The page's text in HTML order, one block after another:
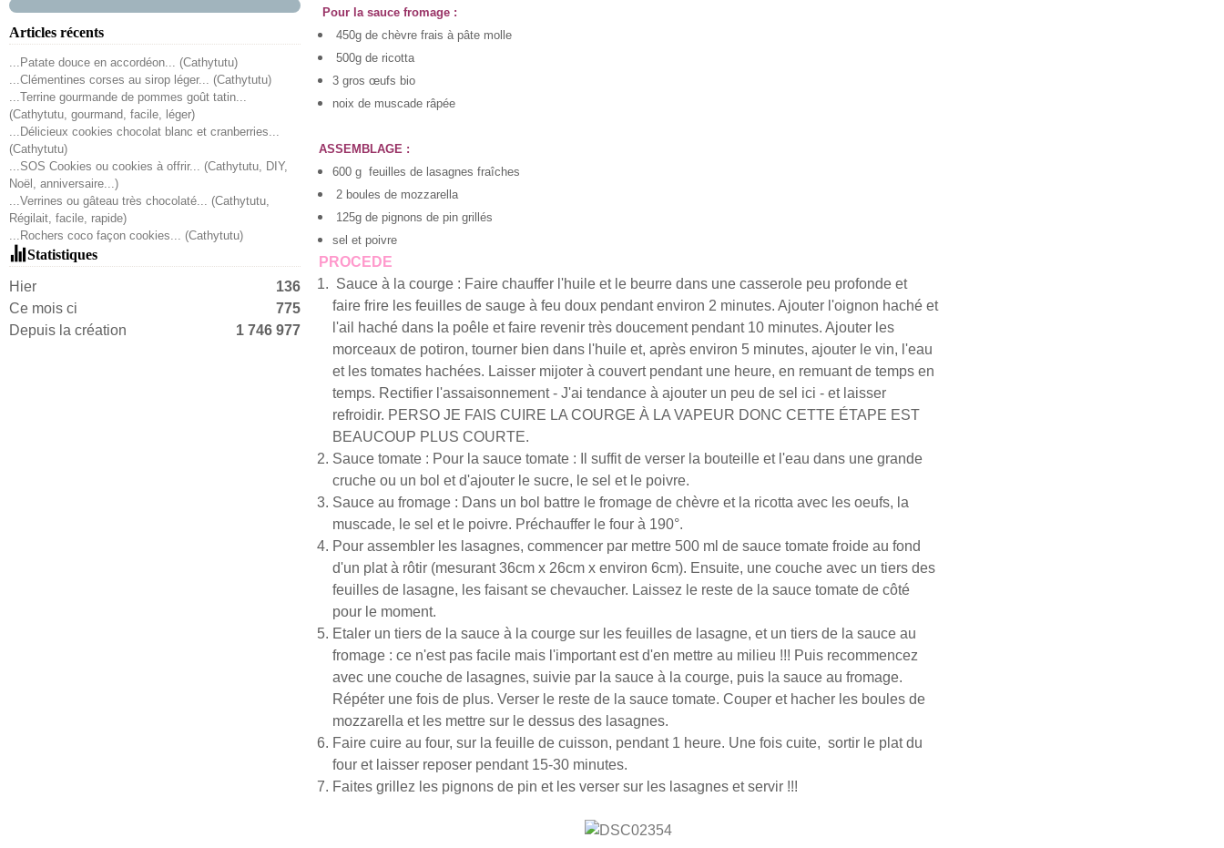
Articles récents
...Patate douce en accordéon... (Cathytutu)
...Clémentines corses au sirop léger... (Cathytutu)
...Terrine gourmande de pommes goût tatin...
(Cathytutu, gourmand, facile, léger)
...Délicieux cookies chocolat blanc et cranberries...
(Cathytutu)
...SOS Cookies ou cookies à offrir... (Cathytutu, DIY,
Noël, anniversaire...)
...Verrines ou gâteau très chocolaté... (Cathytutu,
Régilait, facile, rapide)
...Rochers coco façon cookies... (Cathytutu)
Statistiques
Hier
136
Ce mois ci
775
Depuis la création
1 746 977
Pour la sauce fromage :
450g de chèvre frais à pâte molle
500g de ricotta
3 gros œufs bio
noix de muscade râpée
ASSEMBLAGE :
600 g feuilles de lasagnes fraîches
2 boules de mozzarella
125g de pignons de pin grillés
sel et poivre
PROCEDE
Sauce à la courge : Faire chauffer l'huile et le beurre dans une casserole peu profonde et
faire frire les feuilles de sauge à feu doux pendant environ 2 minutes. Ajouter l'oignon haché et
l'ail haché dans la poêle et faire revenir très doucement pendant 10 minutes. Ajouter les
morceaux de potiron, tourner bien dans l'huile et, après environ 5 minutes, ajouter le vin, l'eau
et les tomates hachées. Laisser mijoter à couvert pendant une heure, en remuant de temps en
temps. Rectifier l'assaisonnement - J'ai tendance à ajouter un peu de sel ici - et laisser
refroidir. PERSO JE FAIS CUIRE LA COURGE À LA VAPEUR DONC CETTE ÉTAPE EST
BEAUCOUP PLUS COURTE.
Sauce tomate : Pour la sauce tomate : Il suffit de verser la bouteille et l'eau dans une grande
cruche ou un bol et d'ajouter le sucre, le sel et le poivre.
Sauce au fromage : Dans un bol battre le fromage de chèvre et la ricotta avec les oeufs, la
muscade, le sel et le poivre. Préchauffer le four à 190°.
Pour assembler les lasagnes, commencer par mettre 500 ml de sauce tomate froide au fond
d'un plat à rôtir (mesurant 36cm x 26cm x environ 6cm). Ensuite, une couche avec un tiers des
feuilles de lasagne, les faisant se chevaucher. Laissez le reste de la sauce tomate de côté
pour le moment.
Etaler un tiers de la sauce à la courge sur les feuilles de lasagne, et un tiers de la sauce au
fromage : ce n'est pas facile mais l'important est d'en mettre au milieu !!! Puis recommencez
avec une couche de lasagnes, suivie par la sauce à la courge, puis la sauce au fromage.
Répéter une fois de plus. Verser le reste de la sauce tomate. Couper et hacher les boules de
mozzarella et les mettre sur le dessus des lasagnes.
Faire cuire au four, sur la feuille de cuisson, pendant 1 heure. Une fois cuite, sortir le plat du
four et laisser reposer pendant 15-30 minutes.
Faites grillez les pignons de pin et les verser sur les lasagnes et servir !!!